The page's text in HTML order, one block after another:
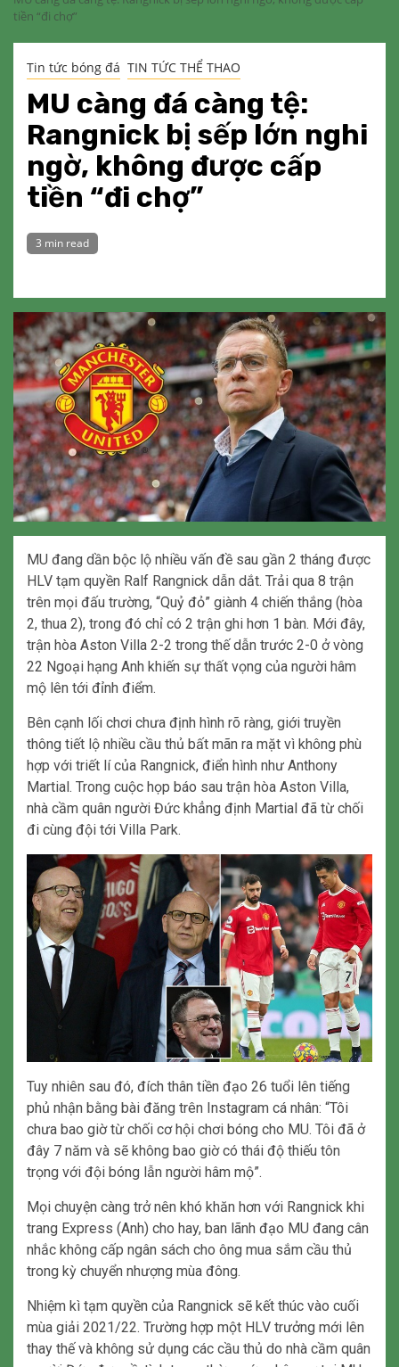
tiền “đi chợ”
Tin tức bóng đá TIN TỨC THỂ THAO
MU càng đá càng tệ:
Rangnick bị sếp lớn nghi
ngờ, không được cấp
tiền “đi chợ”
3 min read
MU đang dần bộc lộ nhiều vấn đề sau gần 2 tháng được
HLV tạm quyền Ralf Rangnick dẫn dắt. Trải qua 8 trận
trên mọi đấu trường, “Quỷ đỏ” giành 4 chiến thắng (hòa
2, thua 2), trong đó chỉ có 2 trận ghi hơn 1 bàn. Mới đây,
trận hòa Aston Villa 2-2 trong thế dẫn trước 2-0 ở vòng
22 Ngoại hạng Anh khiến sự thất vọng của người hâm
mộ lên tới đỉnh điểm.
Bên cạnh lối chơi chưa định hình rõ ràng, giới truyền
thông tiết lộ nhiều cầu thủ bất mãn ra mặt vì không phù
hợp với triết lí của Rangnick, điển hình như Anthony
Martial. Trong cuộc họp báo sau trận hòa Aston Villa,
nhà cầm quân người Đức khẳng định Martial đã từ chối
đi cùng đội tới Villa Park.
Tuy nhiên sau đó, đích thân tiền đạo 26 tuổi lên tiếng
phủ nhận bằng bài đăng trên Instagram cá nhân: “Tôi
chưa bao giờ từ chối cơ hội chơi bóng cho MU. Tôi đã ở
đây 7 năm và sẽ không bao giờ có thái độ thiếu tôn
trọng với đội bóng lẫn người hâm mộ”.
Mọi chuyện càng trở nên khó khăn hơn với Rangnick khi
trang Express (Anh) cho hay, ban lãnh đạo MU đang cân
nhắc không cấp ngân sách cho ông mua sắm cầu thủ
trong kỳ chuyển nhượng mùa đông.
Nhiệm kì tạm quyền của Rangnick sẽ kết thúc vào cuối
mùa giải 2021/22. Trường hợp một HLV trưởng mới lên
thay thế và không sử dụng các cầu thủ do nhà cầm quân